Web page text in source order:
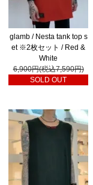
glamb / Nesta tank top s
et ※2枚セット / Red &
White
6,900円(税込7,590円)
SOLD OUT